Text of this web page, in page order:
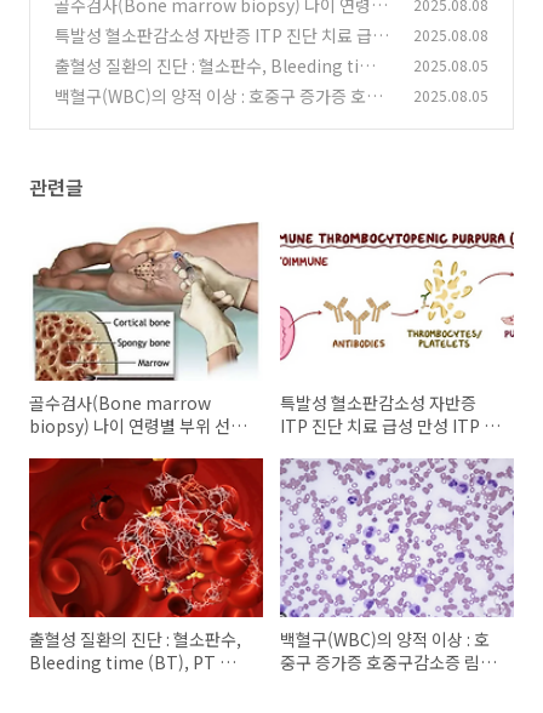
골수검사(Bone marrow biopsy) 나이 연령별
부위 선택 골수천자 (4)
2025.08.08
특발성 혈소판감소성 자반증 ITP 진단 치료 급성
만성 ITP 치료
(2)
2025.08.08
출혈성 질환의 진단 : 혈소판수, Bleeding time
(BT), PT 와 aPTT, 피브리노겐 측정 (2)
2025.08.05
백혈구(WBC)의 양적 이상 : 호중구 증가증 호중
2025.08.05
관련글
골수검사(Bone marrow
biopsy) 나이 연령별 부위 선택
특발성 혈소판감소성 자반증
ITP 진단 치료 급성 만성 ITP 치
출혈성 질환의 진단 : 혈소판수,
Bleeding time (BT), PT 와
백혈구(WBC)의 양적 이상 : 호
중구 증가증 호중구감소증 림프